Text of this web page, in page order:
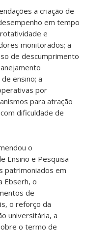
a criação de
em tempo
e
monitorados; a
de descumprimento
ensino; a
por
para atração
dificuldade de
o
Ensino e Pesquisa
patrimoniados em
Ebserh, o
de
o reforço da
universitária, a
o termo de